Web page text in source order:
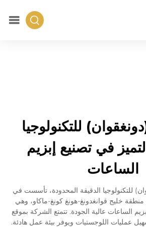
للتكنولوجيا
في تصنيع إبزيم
الساعات
للتكنولوجيا الدقيقة المحدودة، تأسست في
في منطقة خليج قوانغدونغ-هونغ كونغ-ماكاو، وهي
الساعات عالية الجودة. تتمتع الشركة بموقع
عمليات اللوجستيات ويوفر بيئة عمل هادئة.